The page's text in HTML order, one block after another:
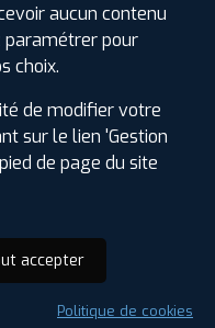
aucun contenu
paramétrer pour
choix.
de modifier votre
sur le lien 'Gestion
de page du site
accepter
Politique de cookies